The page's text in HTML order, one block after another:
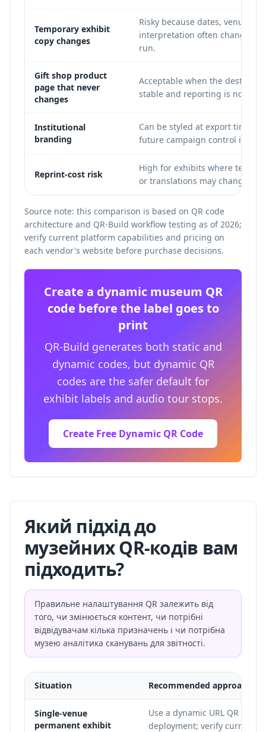
Temporary exhibit
copy changes
Risky because dates, venues,
interpretation often change
run.
Gift shop product
page that never
changes
Acceptable when the
stable and reporting is not
Institutional
branding
Can be styled at export time,
future campaign control is
Reprint-cost risk
High for exhibits where text,
or translations may change.
Source note: this comparison is based on QR code
architecture and QR-Build workflow testing as of 2026;
verify current platform capabilities and pricing on
each vendor's website before purchase decisions.
Create a dynamic museum QR
code before the label goes to
print
QR-Build generates both static and
dynamic codes, but dynamic QR
codes are the safer default for
exhibit labels and audio tour stops.
Create Free Dynamic QR Code
Який підхід до
музейних QR-кодів вам
підходить?
Правильне налаштування QR залежить від
того, чи змінюється контент, чи потрібні
відвідувачам кілька призначень і чи потрібна
музею аналітика сканувань для звітності.
Situation Recommended approach
Single-venue
permanent exhibit
Use a dynamic URL QR
deployment; verify current